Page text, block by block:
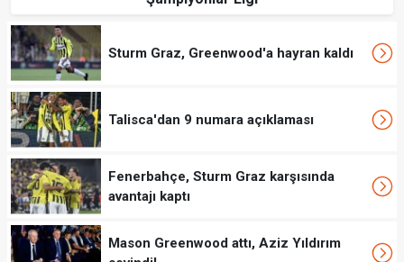
Sturm Graz, Greenwood'a hayran kaldı
Talisca'dan 9 numara açıklaması
Fenerbahçe, Sturm Graz karşısında
avantajı kaptı
Mason Greenwood attı, Aziz Yıldırım